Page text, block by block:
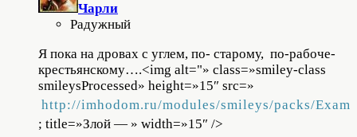
Чарли
Радужный
Я пока на дровах с углем, по- старому, по-рабоче-
крестьянскому….<img alt="» class=»smiley-class
smileysProcessed» height=»15″ src=»
http://imhodom.ru/modules/smileys/packs/
; title=»Злой — » width=»15″ />